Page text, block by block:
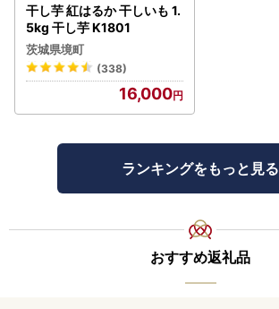
干し芋 紅はるか 干しいも 1.
5kg 干し芋 K1801
茨城県境町
(338)
16,000
ランキングをもっと見る
おすすめ返礼品